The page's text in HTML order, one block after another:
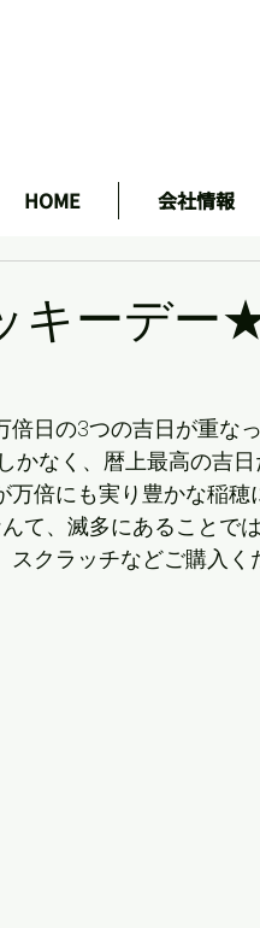
HOME 会社情報
キーデ
日の3つの吉日が重な
かなく、暦上最高の吉日
倍にも実り豊かな稲穂
て、滅多にあることでは
スクラッチなどご購入